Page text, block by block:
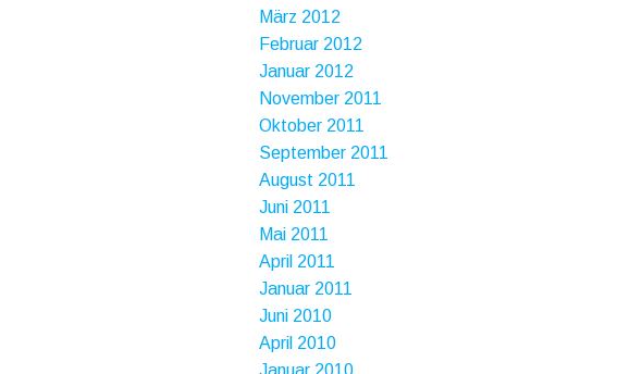
März 2012
Februar 2012
Januar 2012
November 2011
Oktober 2011
September 2011
August 2011
Juni 2011
Mai 2011
April 2011
Januar 2011
Juni 2010
April 2010
Januar 2010